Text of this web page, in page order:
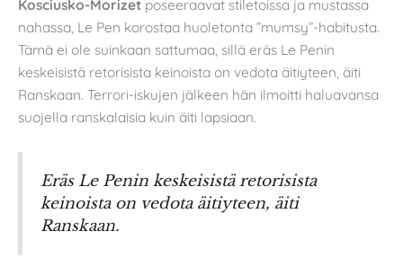
Kosciusko-Morizet poseeraavat stiletoissa ja mustassa
nahassa, Le Pen korostaa huoletonta ”mumsy”-habitusta.
Tämä ei ole suinkaan sattumaa, sillä eräs Le Penin
keskeisistä retorisista keinoista on vedota äitiyteen, äiti
Ranskaan. Terrori-iskujen jälkeen hän ilmoitti haluavansa
suojella ranskalaisia kuin äiti lapsiaan.
Eräs Le Penin keskeisistä retorisista
keinoista on vedota äitiyteen, äiti
Ranskaan.